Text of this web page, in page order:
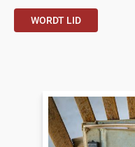
WORDT LID